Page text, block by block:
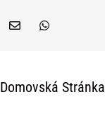
Domovská Stránka